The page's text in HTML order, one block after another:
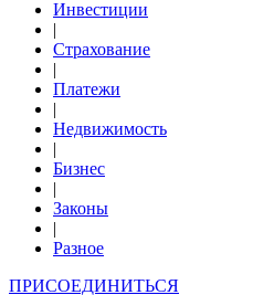
Инвестиции
|
Страхование
|
Платежи
|
Недвижимость
|
Бизнес
|
Законы
|
Разное
ПРИСОЕДИНИТЬСЯ